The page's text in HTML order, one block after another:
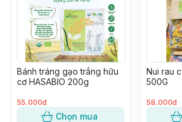
nước dùng trong tủ sáng nấu xíu là
nóng hổi mùa đông. Thêm tí phô mai
ngậy lại thành món nui trộn hấp dẫn.
Cách nấu cũng rất nhanh: 3 phần
luộc khoảng 9–10 phút, dọn bàn
Bánh tráng gạo trắng hữu
cơ HASABIO 200g
55.000đ
Chọn mua
Nui rau
500G
58.000đ